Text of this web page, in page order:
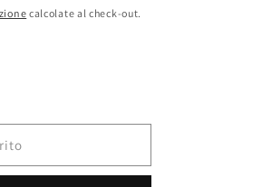
calcolate al check-out.